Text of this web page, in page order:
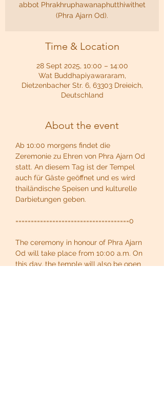
abbot Phrakhruphawanaphutthiwithet
(Phra Ajarn Od).
Time & Location
28 Sept 2025, 10:00 – 14:00
Wat Buddhapiyawararam,
Dietzenbacher Str. 6, 63303 Dreieich,
Deutschland
About the event
Ab 10:00 morgens findet die
Zeremonie zu Ehren von Phra Ajarn Od
statt. An diesem Tag ist der Tempel
auch für Gäste geöffnet und es wird
thailändische Speisen und kulturelle
Darbietungen geben.
=====================================0
The ceremony in honour of Phra Ajarn
Od will take place from 10:00 a.m. On
this day, the temple will also be open